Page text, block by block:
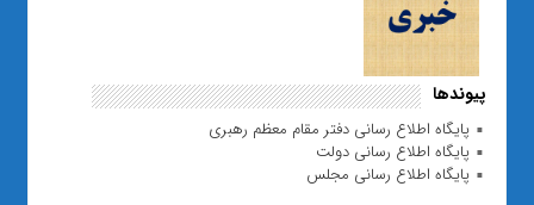
پیوندها
پایگاه اطلاع رسانی دفتر مقام معظم رهبری
پایگاه اطلاع رسانی دولت
پایگاه اطلاع رسانی مجلس